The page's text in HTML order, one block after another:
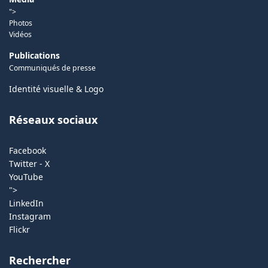
">
Photos
Vidéos
Publications
Communiqués de presse
Identité visuelle & Logo
Réseaux sociaux
Facebook
Twitter - X
YouTube
">
LinkedIn
Instagram
Flickr
Rechercher